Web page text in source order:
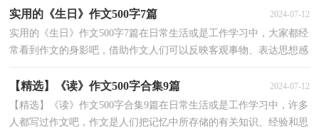
实用的《生日》作文500字7篇 2024-07-12
实用的《生日》作文500字7篇在日常生活或是工作学习中，大家都经
常看到作文的身影吧，借助作文人们可以反映客观事物、表达思想感
【精选】《读》作文500字合集9篇 2024-07-12
【精选】《读》作文500字合集9篇在日常生活或是工作学习中，许多
人都写过作文吧，作文是人们把记忆中所存储的有关知识、经验和思